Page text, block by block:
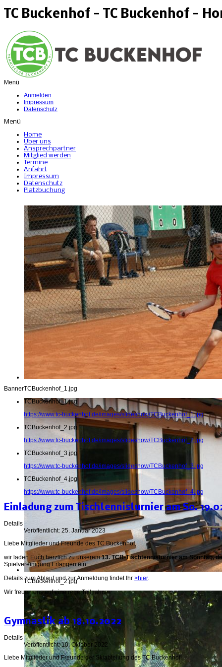
TC Buckenhof - TC Buckenhof -
Menü
Anmelden
Impressum
Datenschutz
Menü
Home
Über uns
Ansprechpartner
Mitglied werden
Termine
Anfahrt
Impressum
Datenschutz
Platzbuchung
TCBuckenhof_1.jpg
TCBuckenhof_2.jpg
Banner
TCBuckenhof_1.jpg
https://www.tc-buckenhof.de/images/slideshow/TCBuckenhof_1.jpg
TCBuckenhof_2.jpg
https://www.tc-buckenhof.de/images/slideshow/TCBuckenhof_2.jpg
TCBuckenhof_3.jpg
https://www.tc-buckenhof.de/images/slideshow/TCBuckenhof_3.jpg
TCBuckenhof_4.jpg
https://www.tc-buckenhof.de/images/slideshow/TCBuckenhof_4.jpg
Einladung zum Tischtennisturnier am So.
Details
Veröffentlicht: 25. Januar 2023
Liebe Mitglieder und Freunde des TC Buckenhof,
wir laden Euch herzlich zu unserem13. TCB-Tischtennisturnier am Sonntag,
Spielvereinigung Erlangen ein.
Details zum Ablauf und zur Anmeldung findet Ihr >hier.
Wir freuen uns auf eine rege Teilnahme.
Gymnastik ab 18.10.2022
Details
Veröffentlicht: 10. Oktober 2022
Liebe Mitglieder und Freunde der Skiabteilung des TC Buckenhof!